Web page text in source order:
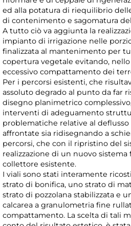
ed alla potatura di riequilibrio
di contenimento e sagomatura
A tutto ciò va aggiunta la
impianto di irrigazione nelle
finalizzata al mantenimento per
copertura vegetale evitando,
eccessivo compattamento dei
Per i percorsi esistenti, che
assoluto degrado al punto da far
disegno planimetrico
interventi di adeguamento
problematiche relative al
affrontate sia ridisegnando a
percorsi, che con il ripristino del
realizzazione di un nuovo
collettore esistente.
I viali sono stati interamente
strato di bonifica, uno strato di
strato di pozzolana stabilizzata e
calcarea a granulometria fine
compattamento. La scelta di tali